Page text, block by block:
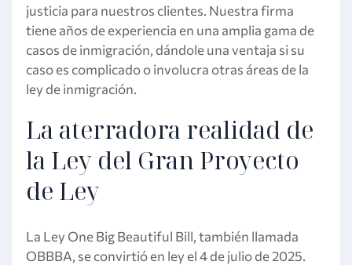
justicia para nuestros clientes. Nuestra firma
tiene años de experiencia en una amplia gama de
casos de inmigración, dándole una ventaja si su
caso es complicado o involucra otras áreas de la
ley de inmigración.
La aterradora realidad de
la Ley del Gran Proyecto
de Ley
La Ley One Big Beautiful Bill, también llamada
OBBBA, se convirtió en ley el 4 de julio de 2025.